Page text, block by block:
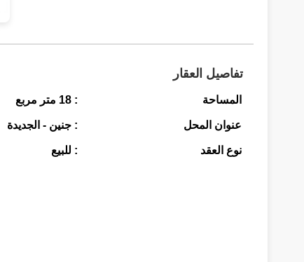
تفاصيل العقار
المساحة : 18 متر مربع
عنوان المحل : جنين - الجديدة
نوع العقد : للبيع